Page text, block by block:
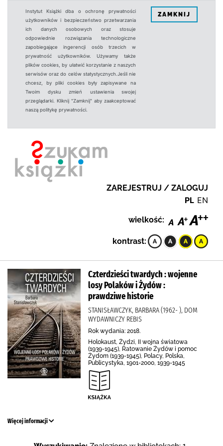
Instytut Książki dba o ochronę prywatności
użytkowników i bezpieczeństwo przetwarzania
ich danych osobowych oraz stosuje
odpowiednie rozwiązania technologiczne
zapobiegające ingerencji osób trzecich w
prywatność użytkowników. Używamy także
plików cookies, by ułatwić korzystanie z naszych
serwisów oraz do celów statystycznych.Jeśli nie
chcesz, by pliki cookies były zapisywane na
Twoim dysku zmień ustawienia swojej
przeglądarki. Kliknij "Zamknij" aby zaakceptować
naszą politykę prywatności.
ZAMKNIJ
ZAREJESTRUJ / ZALOGUJ
PL EN
wielkość:
kontrast:
Czterdzieści twardych : wojenne
losy Polaków i Żydów :
prawdziwe historie
STANISŁAWCZYK, BARBARA (1962- ), DOM
WYDAWNICZY REBIS
Rok wydania: 2018.
Holokaust, Żydzi, II wojna światowa
(1939-1945), Ratowanie Żydów i pomoc
Żydom (1939-1945), Polacy, Polska,
Publicystyka, 1901-2000, 1939-1945
Więcej informacji